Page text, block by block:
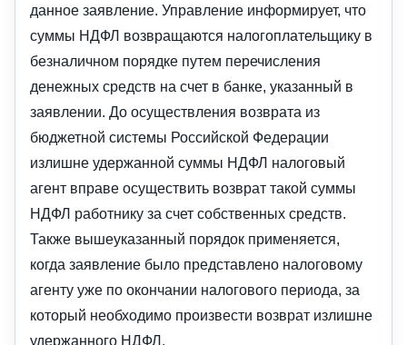
данное заявление. Управление информирует, что
суммы НДФЛ возвращаются налогоплательщику в
безналичном порядке путем перечисления
денежных средств на счет в банке, указанный в
заявлении. До осуществления возврата из
бюджетной системы Российской Федерации
излишне удержанной суммы НДФЛ налоговый
агент вправе осуществить возврат такой суммы
НДФЛ работнику за счет собственных средств.
Также вышеуказанный порядок применяется,
когда заявление было представлено налоговому
агенту уже по окончании налогового периода, за
который необходимо произвести возврат излишне
удержанного НДФЛ.